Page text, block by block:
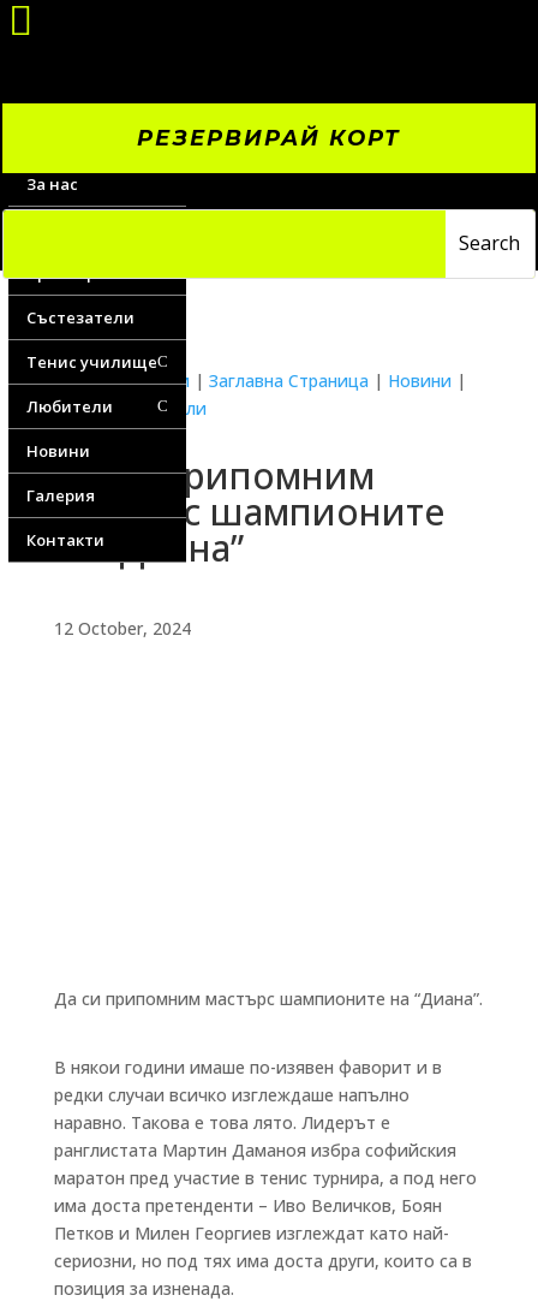

За нас
Треньори
Състезатели
Тенис училищеC
Любители C
Новини
Галерия
Контакти
РЕЗЕРВИРАЙ КОРТ
Водещи новини | Заглавна Страница | Новини |
Новини любители
Да си припомним
мастърс шампионите
на “Диана”
12 October, 2024
Да си припомним мастърс шампионите на “Диана”.
В някои години имаше по-изявен фаворит и в
редки случаи всичко изглеждаше напълно
наравно. Такова е това лято. Лидерът е
ранглистата Мартин Даманоя избра софийския
маратон пред участие в тенис турнира, а под него
има доста претенденти – Иво Величков, Боян
Петков и Милен Георгиев изглеждат като най-
сериозни, но под тях има доста други, които са в
позиция за изненада.